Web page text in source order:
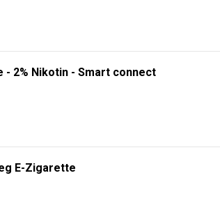
- 2% Nikotin - Smart connect
E-Zigarette